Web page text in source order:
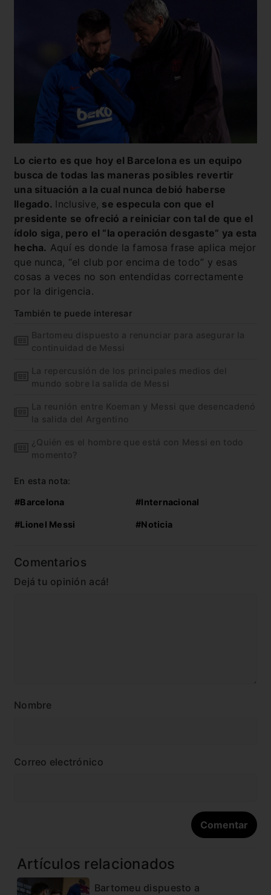
Lo cierto es que hoy el Barcelona es un equipo
busca de todas las maneras posibles revertir
una situación a la cual nunca debió haberse
llegado. Inclusive, se especula con que el
presidente se ofreció a reiniciar con tal de que el
ídolo siga, pero el “la operación desgaste” ya esta
hecha. Aquí es donde la famosa frase aplica mejor
que nunca, “el club por encima de todo” y esas
cosas a veces no son entendidas correctamente
por la dirigencia.
También te puede interesar
Bartomeu dispuesto a renunciar para asegurar la
continuidad de Messi
La repercusión de los principales medios del
mundo sobre la salida de Messi
La reunión entre Koeman y Messi que desencadenó
la salida del Argentino
¿Quién es el hombre que está con Messi en todo
momento?
En esta nota:
#Barcelona #Internacional
#Lionel Messi #Noticia
Comentarios
Dejá tu opinión acá!
Nombre
Correo electrónico
Artículos relacionados
Bartomeu dispuesto a